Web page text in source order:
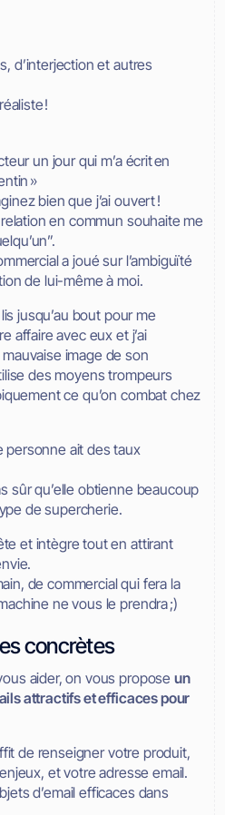
d’interjection et autres
!
un jour qui m’a écrit en
»
bien que j’ai ouvert !
relation en commun souhaite me
a joué sur l’ambiguïté
de lui-même à moi.
jusqu’au bout pour me
affaire avec eux et j’ai
image de son
des moyens trompeurs
ce qu’on combat chez
ait des taux
sûr qu’elle obtienne beaucoup
de supercherie.
et intègre tout en attirant
de commercial qui fera la
ne vous le prendra ;)
concrètes
aider, on vous propose un
attractifs et efficaces pour
de renseigner votre produit,
et votre adresse email.
d’email efficaces dans